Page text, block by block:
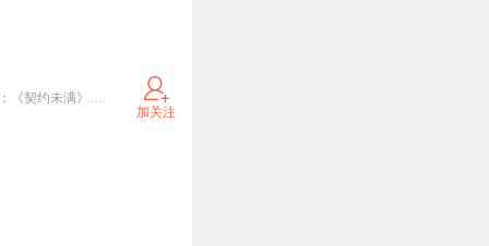
古言：《我全家在古代当陪房》新书爆笑上架！《穿成京都第一美人，我躺平了》火热爆更ing！双男主：《契约未满》，《诡谲》刑侦探案，《强行宠溺》已完结！
加关注